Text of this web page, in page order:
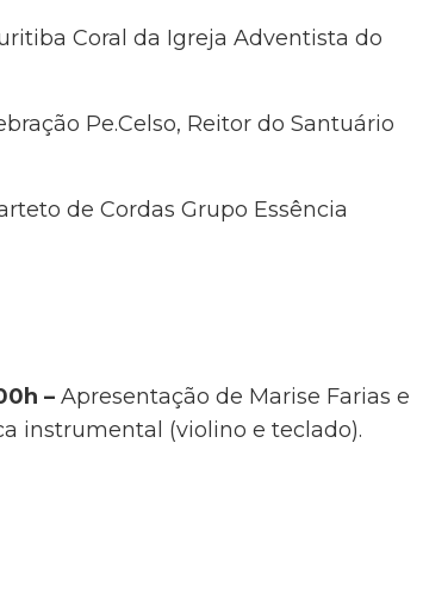
Coral da Igreja Adventista do
Pe.Celso, Reitor do Santuário
de Cordas Grupo Essência
– Apresentação de Marise Farias e
instrumental (violino e teclado).